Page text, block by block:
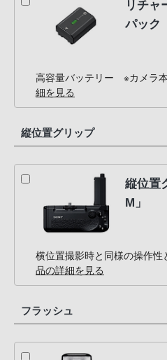
リチャ
パック
高容量バッテリー ※カメラ
細を見る
縦位置グリップ
縦位置
M」
横位置撮影時と同様の操作
品の詳細を見る
フラッシュ